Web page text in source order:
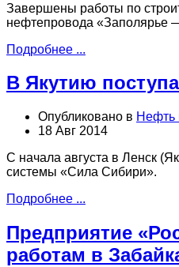
Завершены работы по
нефтепровода «Заполярье
Подробнее ...
В Якутию
Опубликовано в Нефть
18 Авг 2014
С начала августа в Ленск
системы «Сила Сибири».
Подробнее ...
Предприятие
работам в